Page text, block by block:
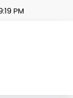
PM